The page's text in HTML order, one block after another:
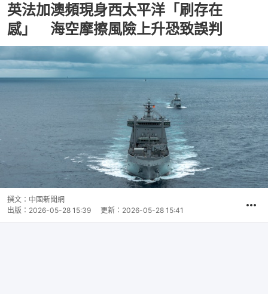
英法加澳頻現身西太平洋「刷存在
感」 海空摩擦風險上升恐致誤判
撰文： 中國新聞網
出版： 2026-05-28 15:39 更新： 2026-05-28 15:41